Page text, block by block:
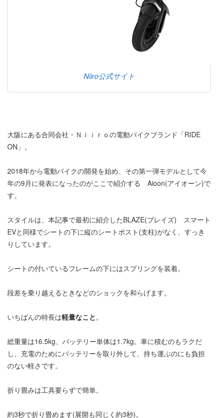
Niiro公式サイト
大阪にある合同会社・Ｎｉｉｒｏの電動バイクブランド「RIDE
ON」。
2018年から電動バイクの開発を始め、その第一弾モデルとして今
年の9月に発表になったのがここで紹介する Aioon(アイオーン)で
す。
スタイルは、本記事で最初に紹介したBLAZE(ブレイズ) スマート
EVと同様でシートの下に縦のシートポスト(支柱)がなく、すっき
りしています。
シートの付いているフレームの下にはスプリングを装着。
段差を乗り越えるときなどのショックを和らげます。
いちばんの特長は軽量なこと。
総重量は16.5kg、バッテリー単体は1.7kg。車に積むのもラクだ
し、充電のためにバッテリーを取り外して、持ち運ぶのにも負担
のない軽さです。
折り畳みは工具要らずで簡単。
約3秒で折り畳めます(展開も同じく約3秒)。